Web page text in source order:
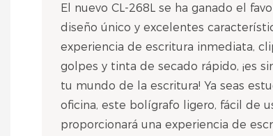
El nuevo CL-268L se ha ganado el
diseño único y excelentes
experiencia de escritura inmediata,
golpes y tinta de secado rápido, ¡es
tu mundo de la escritura! Ya seas
oficina, este bolígrafo ligero, fácil de
proporcionará una experiencia de